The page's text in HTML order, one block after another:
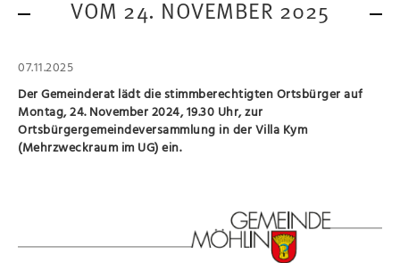
VOM 24. NOVEMBER 2025
07.11.2025
Der Gemeinderat lädt die stimmberechtigten Ortsbürger auf
Montag, 24. November 2024, 19.30 Uhr, zur
Ortsbürgergemeindeversammlung in der Villa Kym
(Mehrzweckraum im UG) ein.